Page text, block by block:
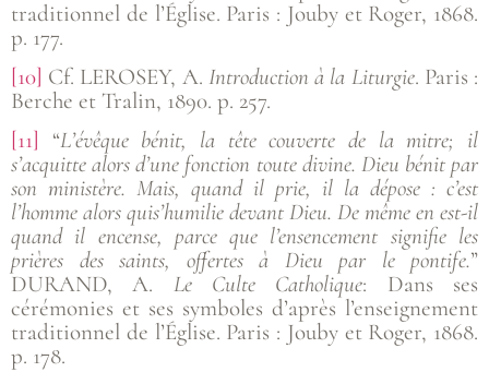
traditionnel de l’Église. Paris : Jouby et Roger, 1868.
p. 177.
[10] Cf. LEROSEY, A. Introduction à la Liturgie. Paris :
Berche et Tralin, 1890. p. 257.
[11]
“L’évêque bénit, la tête couverte de la mitre; il
s’acquitte alors d’une fonction toute divine. Dieu bénit par
son ministère. Mais, quand il prie, il la dépose : c’est
l’homme alors quis’humilie devant Dieu. De même en est-il
quand il encense, parce que l’ensencement signifie les
prières des saints, offertes à Dieu par le pontife.”
DURAND, A. Le Culte Catholique: Dans ses
cérémonies et ses symboles d’après l’enseignement
traditionnel de l’Église. Paris : Jouby et Roger, 1868.
p. 178.